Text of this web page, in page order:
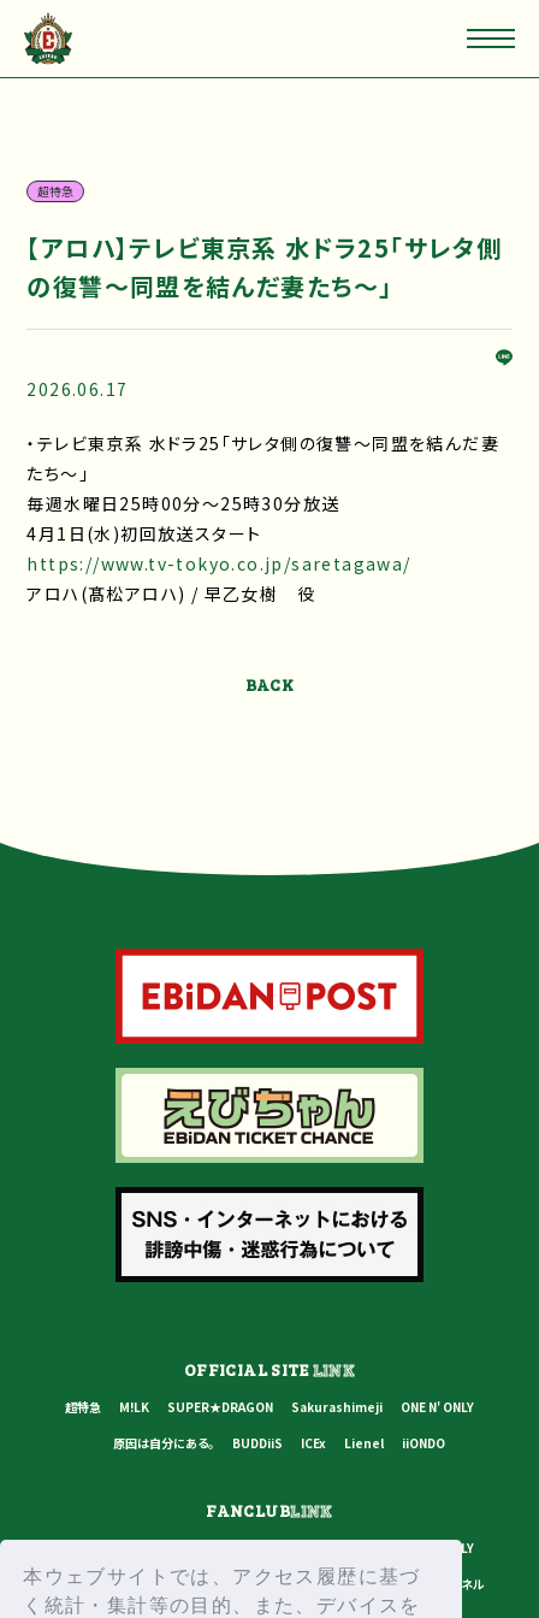
本ウェブサイトでは、アクセス履歴に基づ
く統計・集計等の目的、また、デバイスを
超特急
【アロハ】テレビ東京系 水ドラ25「サレタ側
の復讐～同盟を結んだ妻たち～」
2026.06.17
・テレビ東京系 水ドラ25「サレタ側の復讐～同盟を結んだ妻
たち～」
毎週水曜日25時00分～25時30分放送
4⽉1⽇(水)初回放送スタート
https://www.tv-tokyo.co.jp/saretagawa/
アロハ(髙松アロハ) / 早乙女樹 役
BACK
OFFICIAL SITELINK
超特急 M!LK SUPER★DRAGON Sakurashimeji
ONE N' ONLY
原因は自分にある。
BUDDiiS ICEx Lienel iiONDO
FANCLUBLINK
ONE N' ONLY
原因は自分にある。
BUDDiiS ICEx Lienel スターダストチャンネル